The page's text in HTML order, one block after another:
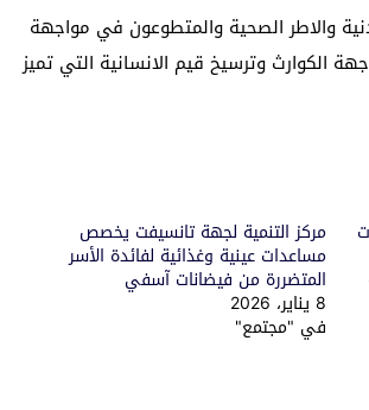
والاطر الصحية والمتطوعون في مواجهة
الكوارث وترسيخ قيم الانسانية التي تميز
مركز التنمية لجهة تانسيفت يخصص
مساعدات عينية وغذائية لفائدة الأسر
المتضررة من فيضانات آسفي
8 يناير، 2026
في "مجتمع"